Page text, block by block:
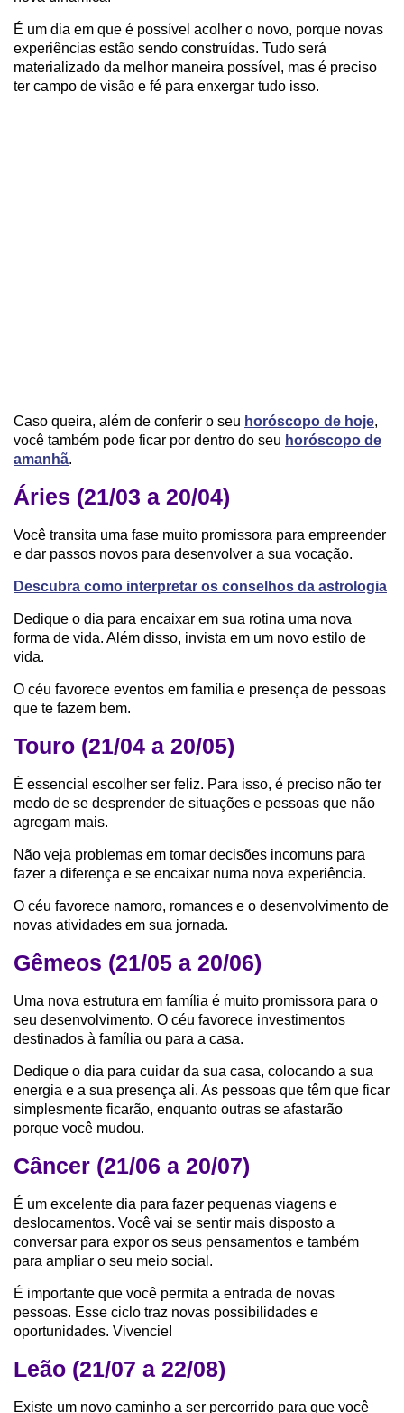
É um dia em que é possível acolher o novo, porque novas
experiências estão sendo construídas. Tudo será
materializado da melhor maneira possível, mas é preciso
ter campo de visão e fé para enxergar tudo isso.
Caso queira, além de conferir o seu horóscopo de hoje,
você também pode ficar por dentro do seu horóscopo de
amanhã.
Áries (21/03 a 20/04)
Você transita uma fase muito promissora para empreender
e dar passos novos para desenvolver a sua vocação.
Descubra como interpretar os conselhos da astrologia
Dedique o dia para encaixar em sua rotina uma nova
forma de vida. Além disso, invista em um novo estilo de
vida.
O céu favorece eventos em família e presença de pessoas
que te fazem bem.
Touro (21/04 a 20/05)
É essencial escolher ser feliz. Para isso, é preciso não ter
medo de se desprender de situações e pessoas que não
agregam mais.
Não veja problemas em tomar decisões incomuns para
fazer a diferença e se encaixar numa nova experiência.
O céu favorece namoro, romances e o desenvolvimento de
novas atividades em sua jornada.
Gêmeos (21/05 a 20/06)
Uma nova estrutura em família é muito promissora para o
seu desenvolvimento. O céu favorece investimentos
destinados à família ou para a casa.
Dedique o dia para cuidar da sua casa, colocando a sua
energia e a sua presença ali. As pessoas que têm que ficar
simplesmente ficarão, enquanto outras se afastarão
porque você mudou.
Câncer (21/06 a 20/07)
É um excelente dia para fazer pequenas viagens e
deslocamentos. Você vai se sentir mais disposto a
conversar para expor os seus pensamentos e também
para ampliar o seu meio social.
É importante que você permita a entrada de novas
pessoas. Esse ciclo traz novas possibilidades e
oportunidades. Vivencie!
Leão (21/07 a 22/08)
Existe um novo caminho a ser percorrido para que você